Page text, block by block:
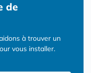
de
à trouver un
vous installer.